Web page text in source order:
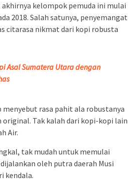
kelompok pemuda ini mulai
2018. Salah satunya, penyemangat
citarasa nikmat dari kopi robusta
Asal Sumatera Utara dengan
rasa pahit ala robustanya
original. Tak kalah dari kopi-kopi lain
Air.
tak mudah untuk memulai
oleh putra daerah Musi
kendala.